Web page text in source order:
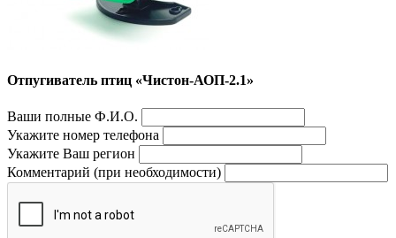
Отпугиватель птиц «Чистон-АОП-2.1»
Ваши полные Ф.И.О.
Укажите номер телефона
Укажите Ваш регион
Комментарий (при необходимости)